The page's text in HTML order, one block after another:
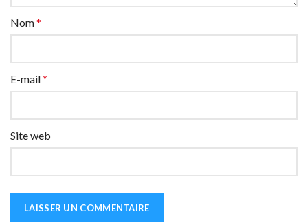
Nom*
E-mail*
Site web